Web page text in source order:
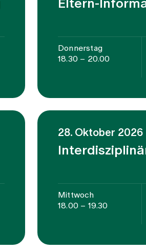
Eltern-
Donnerstag
18.30 – 20.00
28. Oktober 2026
Mittwoch
18.00 – 19.30